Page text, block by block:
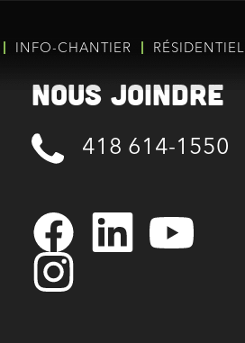
INFO-CHANTIER RÉSIDENTIEL
Nous joindre
418 614-1550